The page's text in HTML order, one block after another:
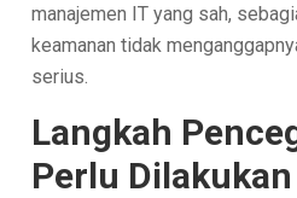
manajemen IT yang sah,
keamanan tidak
serius.
Langkah
Perlu Dilakukan